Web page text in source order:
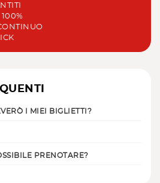
100%
I MIEI BIGLIETTI?
PRENOTARE?